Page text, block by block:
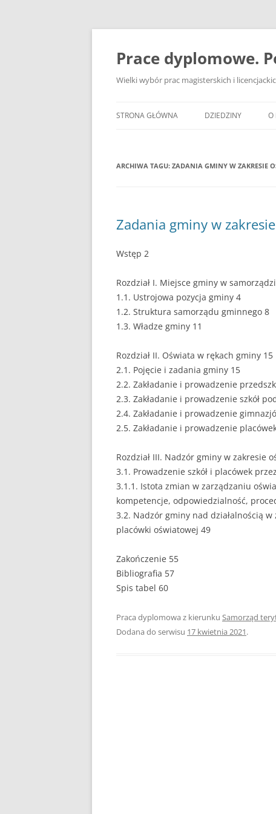
Przejdź
Prace dyplomowe.
Wielki wybór prac magisterskich i
STRONA GŁÓWNA DZIEDZINY
BANKOWOŚĆ
EUROPEISTYKA
FINANSE
GIEŁDA
HANDEL
HISTORIA
LOGISTYKA I
MARKETING
MARKETING
PRAWO
PSYCHOLOGIA
O
ARCHIWA TAGU: ZADANIA GMINY W ZAKRESIE
Zadania gminy w
Wstęp 2
Rozdział I. Miejsce gminy w
1.1. Ustrojowa pozycja gminy 4
1.2. Struktura samorządu gminnego 8
1.3. Władze gminy 11
Rozdział II. Oświata w rękach gminy 15
2.1. Pojęcie i zadania gminy 15
2.2. Zakładanie i prowadzenie
2.3. Zakładanie i prowadzenie szkół
2.4. Zakładanie i prowadzenie
2.5. Zakładanie i prowadzenie
Rozdział III. Nadzór gminy w zakresie
3.1. Prowadzenie szkół i placówek
3.1.1. Istota zmian w zarządzaniu
kompetencje, odpowiedzialność,
3.2. Nadzór gminy nad działalnością
placówki oświatowej 49
Zakończenie 55
Bibliografia 57
Spis tabel 60
Praca dyplomowa z kierunku Samorząd
Dodana do serwisu 17 kwietnia 2021.